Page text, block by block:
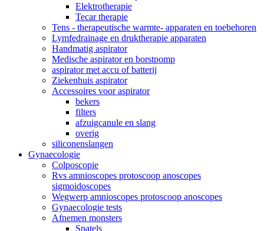
Elektrotherapie
Tecar therapie
Tens - therapeutische warmte- apparaten en toebehoren
Lymfedrainage en druktherapie apparaten
Handmatig aspirator
Medische aspirator en borstpomp
aspirator met accu of batterij
Ziekenhuis aspirator
Accessoires voor aspirator
bekers
filters
afzuigcanule en slang
overig
siliconenslangen
Gynaecologie
Colposcopie
Rvs amnioscopes protoscoop anoscopes
sigmoidoscopes
Wegwerp amnioscopes protoscoop anoscopes
Gynaecologie tests
Afnemen monsters
Spatels